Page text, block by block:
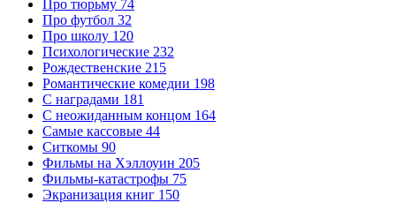
Про тюрьму 74
Про футбол 32
Про школу 120
Психологические 232
Рождественские 215
Романтические комедии 198
С наградами 181
С неожиданным концом 164
Самые кассовые 44
Ситкомы 90
Фильмы на Хэллоуин 205
Фильмы-катастрофы 75
Экранизация книг 150